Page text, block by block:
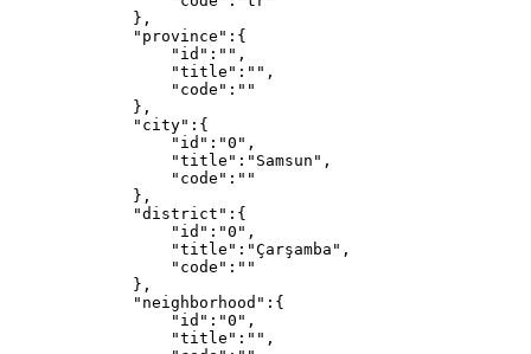
},
" province " : {
" id " : "" ,
"title " : "" ,
" code " : ""
},
" city" : {
" id " : "0 " ,
"title " : " Samsun " ,
" code " : ""
},
"district " : {
" id " : "0 " ,
"title " : "Çarşamba " ,
" code " : ""
},
" neighborhood " : {
" id " : "0 " ,
"title " : "" ,